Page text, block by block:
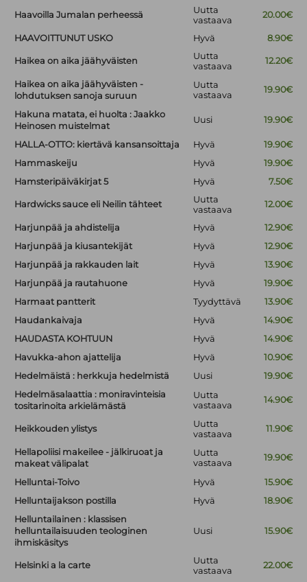
Haavoilla Jumalan perheessä
Uutta
vastaava
20.00€
HAAVOITTUNUT USKO Hyvä 8.90€
Haikea on aika jäähyväisten
Uutta
vastaava
12.20€
Haikea on aika jäähyväisten -
lohdutuksen sanoja suruun
Uutta
vastaava
19.90€
Hakuna matata, ei huolta : Jaakko
Heinosen muistelmat
Uusi 19.90€
HALLA-OTTO: kiertävä kansansoittaja Hyvä
19.90€
Hammaskeiju
Hyvä
19.90€
Hamsteripäiväkirjat 5
Hyvä 7.50€
Hardwicks sauce eli Neilin tähteet
Uutta
vastaava
12.00€
Harjunpää ja ahdistelija Hyvä
12.90€
Harjunpää ja kiusantekijät
Hyvä
12.90€
Harjunpää ja rakkauden lait
Hyvä
13.90€
Harjunpää ja rautahuone
Hyvä
19.90€
Harmaat pantterit
Tyydyttävä
13.90€
Haudankaivaja
Hyvä
14.90€
HAUDASTA KOHTUUN
Hyvä
14.90€
Havukka-ahon ajattelija
Hyvä
10.90€
Hedelmäistä : herkkuja hedelmistä
Uusi
19.90€
Hedelmäsalaattia : moniravinteisia
tositarinoita arkielämästä
Uutta
vastaava
14.90€
Heikkouden ylistys
Uutta
vastaava
11.90€
Hellapoliisi makeilee - jälkiruoat ja
makeat välipalat
Uutta
vastaava
19.90€
Helluntai-Toivo Hyvä
15.90€
Helluntaijakson postilla
Hyvä
18.90€
Helluntailainen : klassisen
helluntailaisuuden teologinen
ihmiskäsitys
Uusi 15.90€
Helsinki a la carte
Uutta
vastaava
22.00€